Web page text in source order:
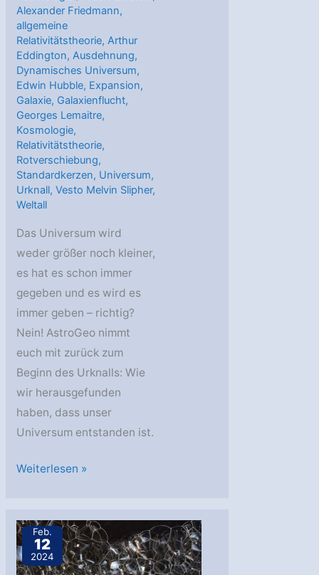
Alexander Friedmann,
allgemeine
Relativitätstheorie,Arthur
Eddington,Ausdehnung,
Dynamisches Universum,
Edwin Hubble, Expansion,
Galaxie, Galaxienflucht,
Georges Lemaitre,
Kosmologie,
Relativitätstheorie,
Rotverschiebung,
Standardkerzen, Universum,
Urknall,Vesto Melvin Slipher,
Weltall
Das Universum wird
weder größer noch kleiner,
es hat es schon immer
gegeben und es wird es
immer geben – richtig?
Nein! AstroGeo nimmt
euch mit zurück zum
Beginn des Urknalls: Wie
wir herausgefunden
haben, dass unser
Universum entstanden ist.
AstroGeo
Universum
und
sein
Weiterlesen »
Feb.
12
2024